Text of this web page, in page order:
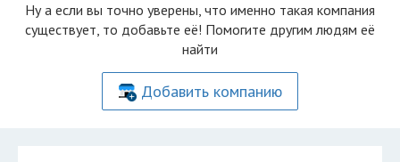
Ну а если вы точно уверены, что именно такая компания
существует, то добавьте её! Помогите другим людям её
найти
Добавить компанию